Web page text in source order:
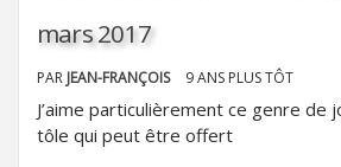
mars 2017
PAR JEAN-FRANÇOIS 9 ANS PLUS TÔT
J’aime particulièrement ce genre de
tôle qui peut être offert